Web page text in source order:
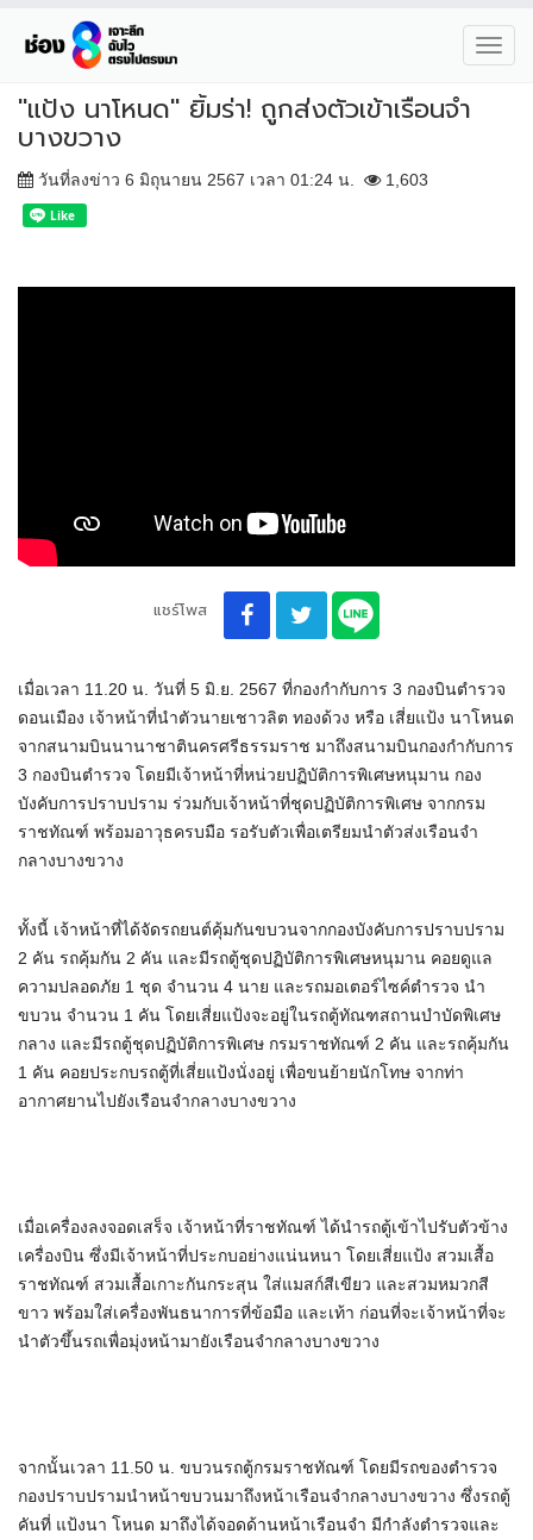
"แป้ง นาโหนด" ยิ้มร่า! ถูกส่งตัวเข้าเรือนจำ
บางขวาง
วันที่ลงข่าว 6 มิถุนายน 2567 เวลา 01:24 น. 1,603
แชร์โพส
เมื่อเวลา 11.20 น. วันที่ 5 มิ.ย. 2567 ที่กองกำกับการ 3 กองบินตำรวจ
ดอนเมือง เจ้าหน้าที่นำตัวนายเชาวลิต ทองด้วง หรือ เสี่ยแป้ง นาโหนด
จากสนามบินนานาชาตินครศรีธรรมราช มาถึงสนามบินกองกำกับการ
3 กองบินตำรวจ โดยมีเจ้าหน้าที่หน่วยปฏิบัติการพิเศษหนุมาน กอง
บังคับการปราบปราม ร่วมกับเจ้าหน้าที่ชุดปฏิบัติการพิเศษ จากกรม
ราชทัณฑ์ พร้อมอาวุธครบมือ รอรับตัวเพื่อเตรียมนำตัวส่งเรือนจำ
กลางบางขวาง
ทั้งนี้ เจ้าหน้าที่ได้จัดรถยนต์คุ้มกันขบวนจากกองบังคับการปราบปราม
2 คัน รถคุ้มกัน 2 คัน และมีรถตู้ชุดปฏิบัติการพิเศษหนุมาน คอยดูแล
ความปลอดภัย 1 ชุด จำนวน 4 นาย และรถมอเตอร์ไซค์ตำรวจ นำ
ขบวน จำนวน 1 คัน โดยเสี่ยแป้งจะอยู่ในรถตู้ทัณฑสถานบำบัดพิเศษ
กลาง และมีรถตู้ชุดปฏิบัติการพิเศษ กรมราชทัณฑ์ 2 คัน และรถคุ้มกัน
1 คัน คอยประกบรถตู้ที่เสี่ยแป้งนั่งอยู่ เพื่อขนย้ายนักโทษ จากท่า
อากาศยานไปยังเรือนจำกลางบางขวาง
เมื่อเครื่องลงจอดเสร็จ เจ้าหน้าที่ราชทัณฑ์ ได้นำรถตู้เข้าไปรับตัวข้าง
เครื่องบิน ซึ่งมีเจ้าหน้าที่ประกบอย่างแน่นหนา โดยเสี่ยแป้ง สวมเสื้อ
ราชทัณฑ์ สวมเสื้อเกาะกันกระสุน ใส่แมสก์สีเขียว และสวมหมวกสี
ขาว พร้อมใส่เครื่องพันธนาการที่ข้อมือ และเท้า ก่อนที่จะเจ้าหน้าที่จะ
นำตัวขึ้นรถเพื่อมุ่งหน้ามายังเรือนจำกลางบางขวาง
จากนั้นเวลา 11.50 น. ขบวนรถตู้กรมราชทัณฑ์ โดยมีรถของตำรวจ
กองปราบปรามนำหน้าขบวนมาถึงหน้าเรือนจำกลางบางขวาง ซึ่งรถตู้
คันที่ แป้งนา โหนด มาถึงได้จอดด้านหน้าเรือนจำ มีกำลังตำรวจและ